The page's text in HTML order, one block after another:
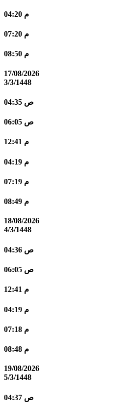
04:20 م
07:20 م
08:50 م
17/08/2026
3/3/1448
04:35 ص
06:05 ص
12:41 م
04:19 م
07:19 م
08:49 م
18/08/2026
4/3/1448
04:36 ص
06:05 ص
12:41 م
04:19 م
07:18 م
08:48 م
19/08/2026
5/3/1448
04:37 ص